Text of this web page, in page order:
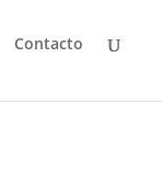
Contacto